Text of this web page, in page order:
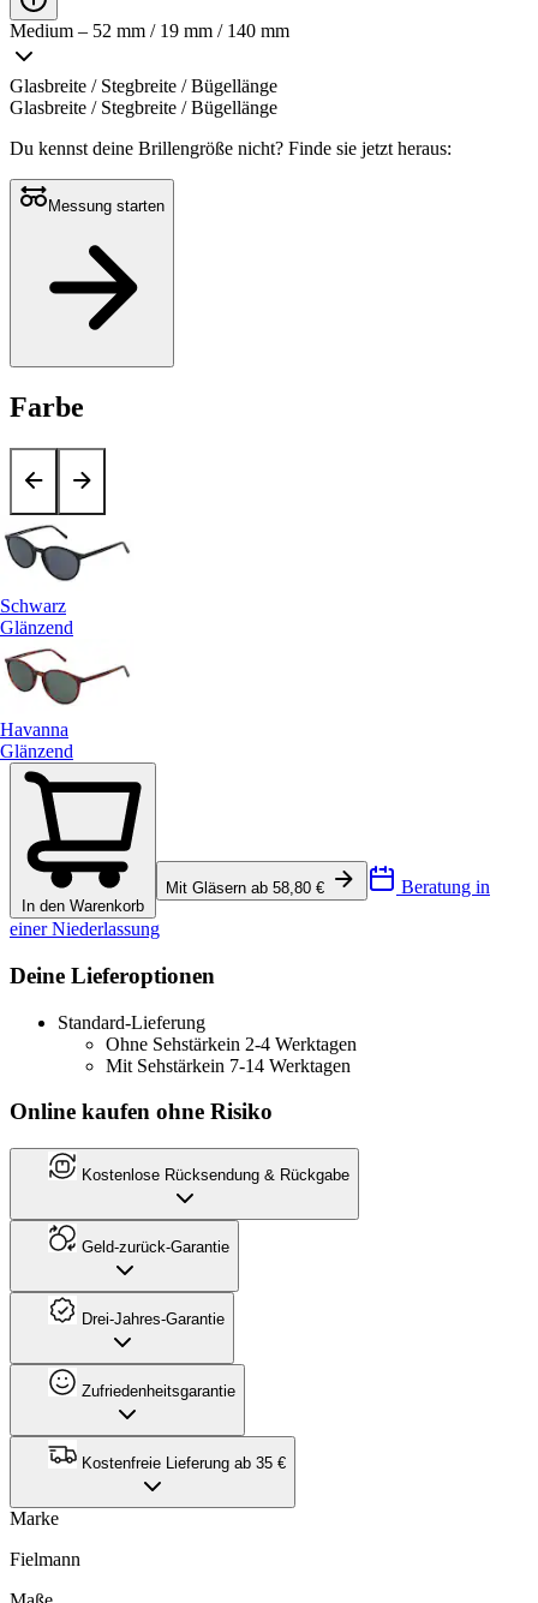
Medium – 52 mm / 19 mm / 140 mm
Glasbreite / Stegbreite / Bügellänge
Glasbreite / Stegbreite / Bügellänge
Du kennst deine Brillengröße nicht? Finde sie jetzt heraus:
Messung starten
Farbe
Schwarz
Glänzend
Havanna
Glänzend
In den Warenkorb
Mit Gläsern ab 58,80 € Beratung in
einer Niederlassung
Deine Lieferoptionen
Standard-Lieferung
Ohne Sehstärkein 2-4 Werktagen
Mit Sehstärkein 7-14 Werktagen
Online kaufen ohne Risiko
Kostenlose Rücksendung & Rückgabe
Geld-zurück-Garantie
Drei-Jahres-Garantie
Zufriedenheitsgarantie
Kostenfreie Lieferung ab 35 €
Marke
Fielmann